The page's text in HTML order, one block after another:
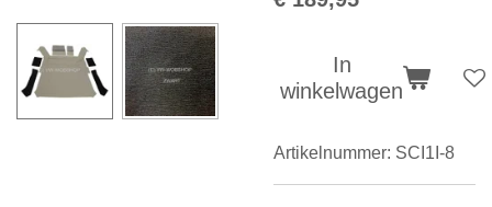
In
winkelwagen
Artikelnummer: SCI1I-8